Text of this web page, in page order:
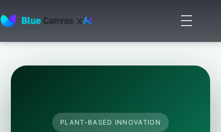
BLUECANVAS
메
뉴
기
PLANT-BASED INNOVATION